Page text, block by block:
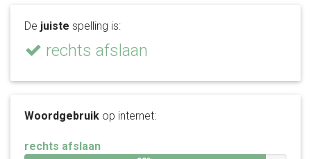
De juiste spelling is:
rechts afslaan
Woordgebruik op internet:
rechts afslaan